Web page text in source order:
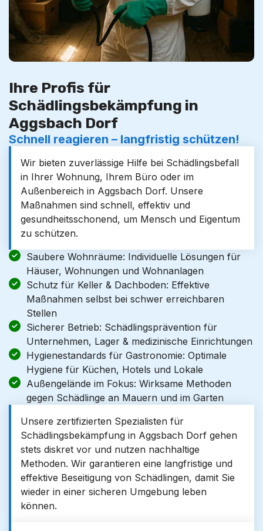
Ihre Profis für
Schädlingsbekämpfung in
Aggsbach Dorf
Schnell reagieren – langfristig schützen!
Wir bieten zuverlässige Hilfe bei Schädlingsbefall
in Ihrer Wohnung, Ihrem Büro oder im
Außenbereich in Aggsbach Dorf. Unsere
Maßnahmen sind schnell, effektiv und
gesundheitsschonend, um Mensch und Eigentum
zu schützen.
Saubere Wohnräume: Individuelle Lösungen für
Häuser, Wohnungen und Wohnanlagen
Schutz für Keller & Dachboden: Effektive
Maßnahmen selbst bei schwer erreichbaren
Stellen
Sicherer Betrieb: Schädlingsprävention für
Unternehmen, Lager & medizinische Einrichtungen
Hygienestandards für Gastronomie: Optimale
Hygiene für Küchen, Hotels und Lokale
Außengelände im Fokus: Wirksame Methoden
gegen Schädlinge an Mauern und im Garten
Unsere zertifizierten Spezialisten für
Schädlingsbekämpfung in Aggsbach Dorf gehen
stets diskret vor und nutzen nachhaltige
Methoden. Wir garantieren eine langfristige und
effektive Beseitigung von Schädlingen, damit Sie
wieder in einer sicheren Umgebung leben
können.